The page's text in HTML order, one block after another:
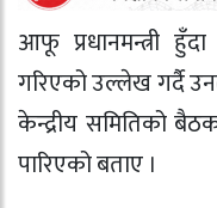
आफू प्रधानमन्त्री
गरिएको उल्लेख गर्दै
केन्द्रीय समितिको
पारिएको बताए ।